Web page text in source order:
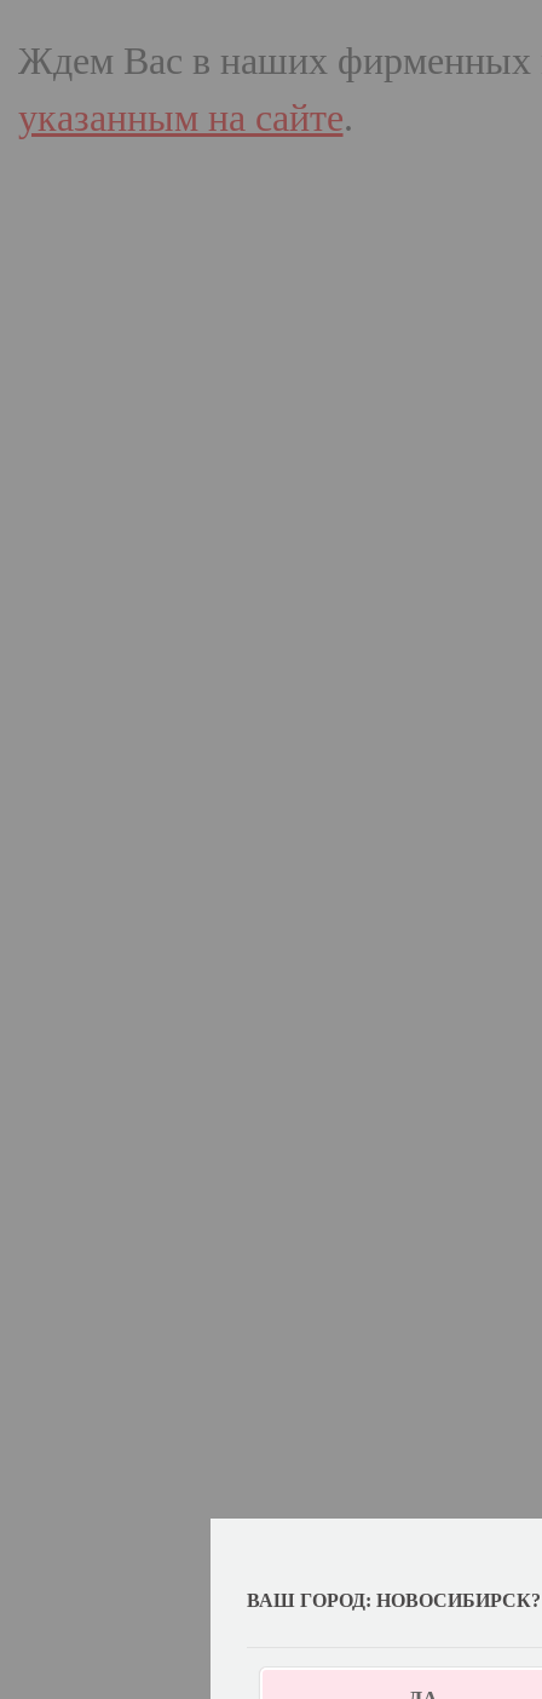
Ждем Вас в наших фирменных
указанным на сайте.
ВАШ ГОРОД: НОВОСИБИРСК?